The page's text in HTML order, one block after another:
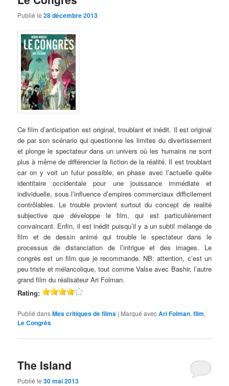
Publié le28 décembre 2013
Ce film d’anticipation est original, troublant et inédit. Il est original
de par son scénario qui questionne les limites du divertissement
et plonge le spectateur dans un univers où les humains ne sont
plus à même de différencier la fiction de la réalité. Il est troublant
car on y voit un futur possible, en phase avec l’actuelle quête
identitaire occidentale pour une jouissance immédiate et
individuelle, sous l’influence d’empires commerciaux difficilement
contrôlables. Le trouble provient surtout du concept de realité
subjective que développe le film, qui est particulièrement
convaincant. Enfin, il est inédit puisqu’il y a un subtil mélange de
film et de dessin animé qui trouble le spectateur dans le
processus de distanciation de l’intrigue et des images. Le
congrès est un film que je recommande. NB: attention, c’est un
peu triste et mélancolique, tout comme Valse avec Bashir, l’autre
grand film du réalisateur Ari Folman.
Rating:
Publié dansMes critiques de films | Marqué avecAri Folman,film,
Le Congrès
The Island
Publié le30 mai 2013